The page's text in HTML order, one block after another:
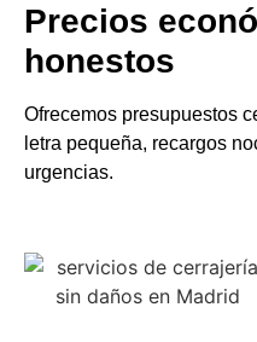
Precios
honestos
Ofrecemos presupuestos
letra pequeña, recargos
urgencias.